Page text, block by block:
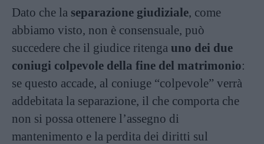
Dato che la separazione giudiziale, come
abbiamo visto, non è consensuale, può
succedere che il giudice ritenga uno dei due
coniugi colpevole della fine del matrimonio:
se questo accade, al coniuge “colpevole” verrà
addebitata la separazione, il che comporta che
non si possa ottenere l’assegno di
mantenimento e la perdita dei diritti sul